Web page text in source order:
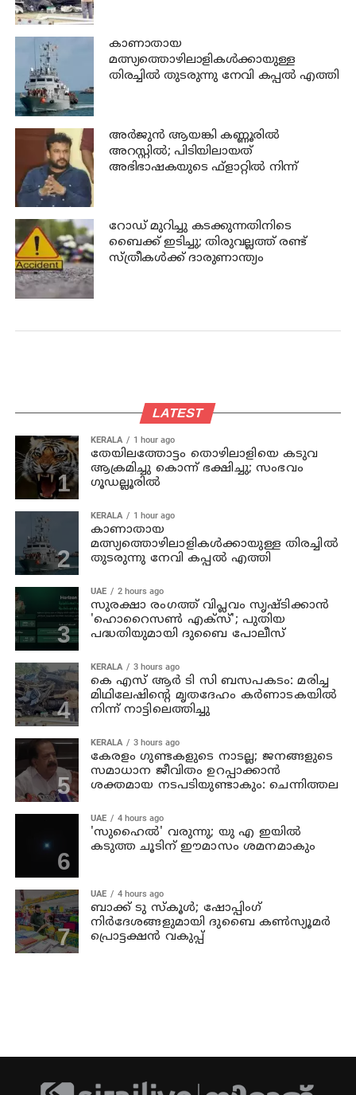
കാണാതായ
മത്സ്യത്തൊഴിലാളികള്‍ക്കായുള്ള
തിരച്ചില്‍ തുടരുന്നു നേവി കപ്പല്‍ എത്തി
അര്‍ജുന്‍ ആയങ്കി കണ്ണൂരില്‍
അറസ്റ്റില്‍; പിടിയിലായത്
അഭിഭാഷകയുടെ ഫ്‌ളാറ്റില്‍ നിന്ന്
റോഡ് മുറിച്ചു കടക്കുന്നതിനിടെ
ബൈക്ക് ഇടിച്ചു; തിരുവല്ലത്ത് രണ്ട്
സ്ത്രീകള്‍ക്ക് ദാരുണാന്ത്യം
LATEST
KERALA 1 hour ago
തേയിലത്തോട്ടം തൊഴിലാളിയെ കടുവ
ആക്രമിച്ചു കൊന്ന് ഭക്ഷിച്ചു; സംഭവം
ഗൂഡല്ലൂരില്‍
KERALA 1 hour ago
കാണാതായ
മത്സ്യത്തൊഴിലാളികള്‍ക്കായുള്ള തിരച്ചില്‍
തുടരുന്നു നേവി കപ്പല്‍ എത്തി
UAE 2 hours ago
സുരക്ഷാ രംഗത്ത് വിപ്ലവം സൃഷ്ടിക്കാന്‍
'ഹൊറൈസണ്‍ എക്‌സ്'; പുതിയ
പദ്ധതിയുമായി ദുബൈ പോലീസ്
KERALA 3 hours ago
കെ എസ് ആര്‍ ടി സി ബസപകടം: മരിച്ച
മിഥിലേഷിന്റെ മൃതദേഹം കര്‍ണാടകയില്‍
നിന്ന് നാട്ടിലെത്തിച്ചു
KERALA 3 hours ago
കേരളം ഗുണ്ടകളുടെ നാടല്ല; ജനങ്ങളുടെ
സമാധാന ജീവിതം ഉറപ്പാക്കാന്‍
ശക്തമായ നടപടിയുണ്ടാകും: ചെന്നിത്തല
UAE 4 hours ago
'സുഹൈല്‍' വരുന്നു; യു എ ഇയില്‍
കടുത്ത ചൂടിന് ഈമാസം ശമനമാകും
UAE 4 hours ago
ബാക്ക് ടു സ്‌കൂള്‍; ഷോപ്പിംഗ്
നിര്‍ദേശങ്ങളുമായി ദുബൈ കണ്‍സ്യൂമര്‍
പ്രൊട്ടക്ഷന്‍ വകുപ്പ്